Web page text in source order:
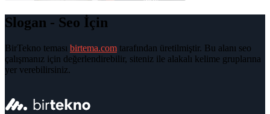
Slogan - Seo İçin
BirTekno teması birtema.com tarafından üretilmiştir. Bu alanı seo
çalışmanız için değerlendirebilir, siteniz ile alakalı kelime gruplarına
yer verebilirsiniz.